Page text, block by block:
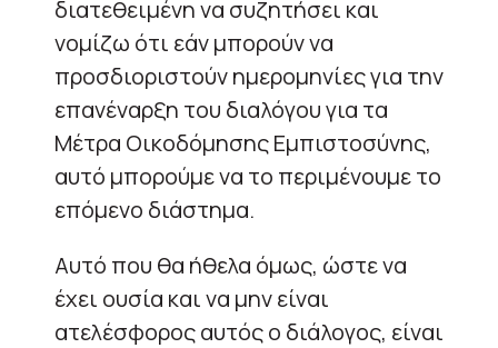
διατεθειμένη να συζητήσει και
νομίζω ότι εάν μπορούν να
προσδιοριστούν ημερομηνίες για την
επανέναρξη του διαλόγου για τα
Μέτρα Οικοδόμησης Εμπιστοσύνης,
αυτό μπορούμε να το περιμένουμε το
επόμενο διάστημα.
Αυτό που θα ήθελα όμως, ώστε να
έχει ουσία και να μην είναι
ατελέσφορος αυτός ο διάλογος, είναι